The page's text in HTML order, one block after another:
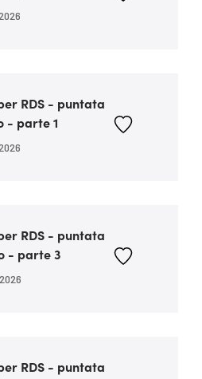
RDS - puntata
- parte 1
RDS - puntata
- parte 3
RDS - puntata